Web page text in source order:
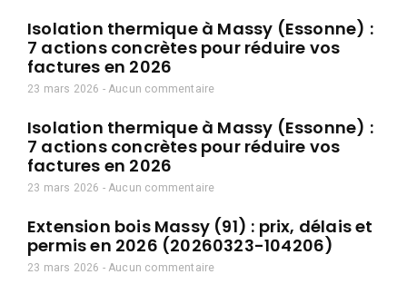
Isolation thermique à Massy (Essonne) :
7 actions concrètes pour réduire vos
factures en 2026
23 mars 2026 Aucun commentaire
Isolation thermique à Massy (Essonne) :
7 actions concrètes pour réduire vos
factures en 2026
23 mars 2026 Aucun commentaire
Extension bois Massy (91) : prix, délais et
permis en 2026 (20260323-104206)
23 mars 2026 Aucun commentaire